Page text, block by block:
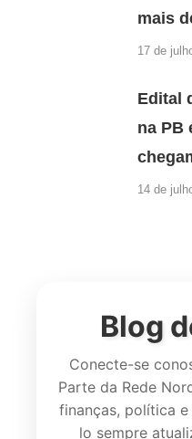
mais
17 de
Edital
na PB
14 de
Blog
Conecte-se
Parte da Rede
finanças, política
lo sempre